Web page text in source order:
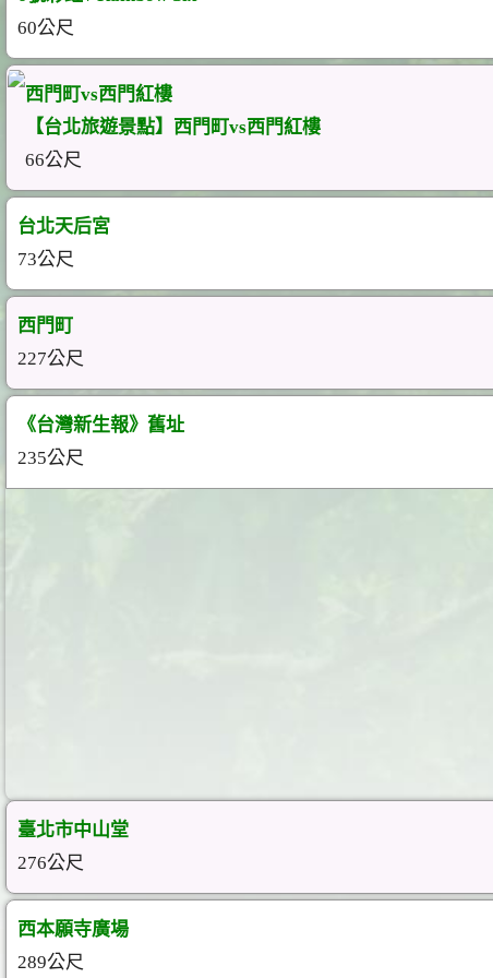
60公尺
西門町vs西門紅樓
【台北旅遊景點】西門町vs西門紅樓
66公尺
台北天后宮
73公尺
西門町
227公尺
《台灣新生報》舊址
235公尺
臺北市中山堂
276公尺
西本願寺廣場
289公尺